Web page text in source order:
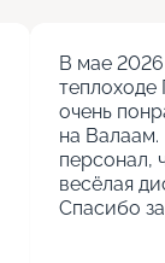
В мае
теплоходе
очень
на Валаам.
персонал,
весёлая
Спасибо